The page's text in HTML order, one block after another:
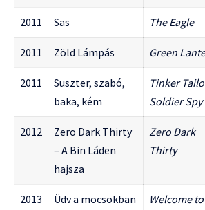
2011 Sas The Eagle
2011 Zöld Lámpás Green
2011
Suszter, szabó,
baka, kém
Tinker
Soldier Spy
2012
Zero Dark Thirty
– A Bin Láden
hajsza
Zero Dark
Thirty
2013 Üdv a mocsokban
Welcome to